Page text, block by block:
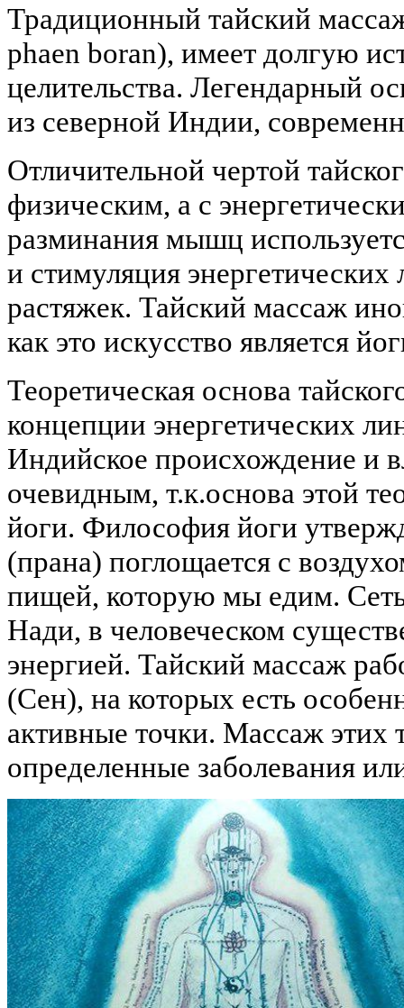
Традиционный тайский
phaen boran), имеет долгую
целительства. Легендарный
из северной Индии,
Отличительной чертой
физическим, а с
разминания мышц
и стимуляция
растяжек. Тайский массаж
как это искусство является
Теоретическая основа
концепции энергетических
Индийское происхождение и
очевидным, т.к.основа этой
йоги. Философия йоги
(прана) поглощается с
пищей, которую мы едим.
Нади, в человеческом
энергией. Тайский массаж
(Сен), на которых есть
активные точки. Массаж этих
определенные заболевания